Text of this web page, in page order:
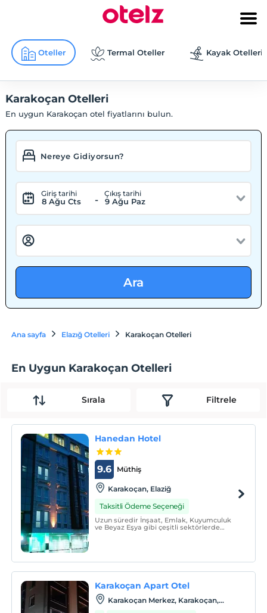
Oteller Termal Oteller Kayak Otelleri
Karakoçan Otelleri
En uygun Karakoçan otel fiyatlarını bulun.
Giriş tarihi
8 Ağu Cts -
Çıkış tarihi
9 Ağu Paz
Ara
Ana sayfa Elazığ Otelleri Karakoçan Otelleri
En Uygun Karakoçan Otelleri
Sırala Filtrele
Hanedan Hotel
Müthiş
9.6
Karakoçan, Elaziğ
Taksitli Ödeme Seçeneği
Uzun süredir İnşaat, Emlak, Kuyumculuk
ve Beyaz Eşya gibi çeşitli sektörlerde
Karakoçan Apart Otel
Karakoçan Merkez, Karakoçan,